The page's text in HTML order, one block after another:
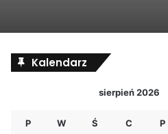
Kalendarz
sierpień 2026
P W Ś C P